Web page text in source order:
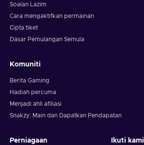
Soalan Lazim
Cara mengaktifkan permainan
Cipta tiket
Dasar Pemulangan Semula
Komuniti
Berita Gaming
Hadiah percuma
Menjadi ahli afiliasi
Snakzy: Main dan Dapatkan Pendapatan
Perniagaan Ikuti kami